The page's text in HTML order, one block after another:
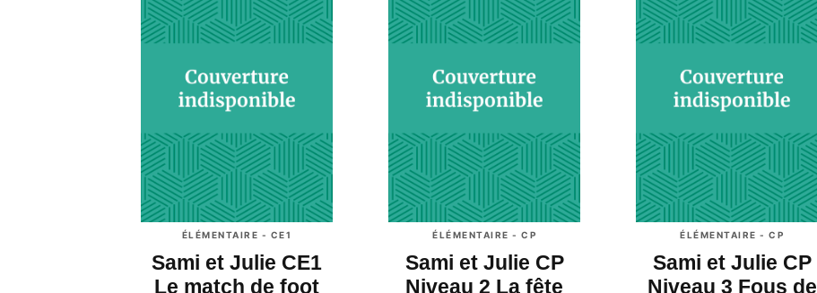
ÉLÉMENTAIRE - CE1
Sami et Julie CE1
Le match de foot
ÉLÉMENTAIRE - CP
Sami et Julie CP
Niveau 2 La fête
ÉLÉMENTAIRE - CP
Sami et Julie CP
Niveau 3 Fous de